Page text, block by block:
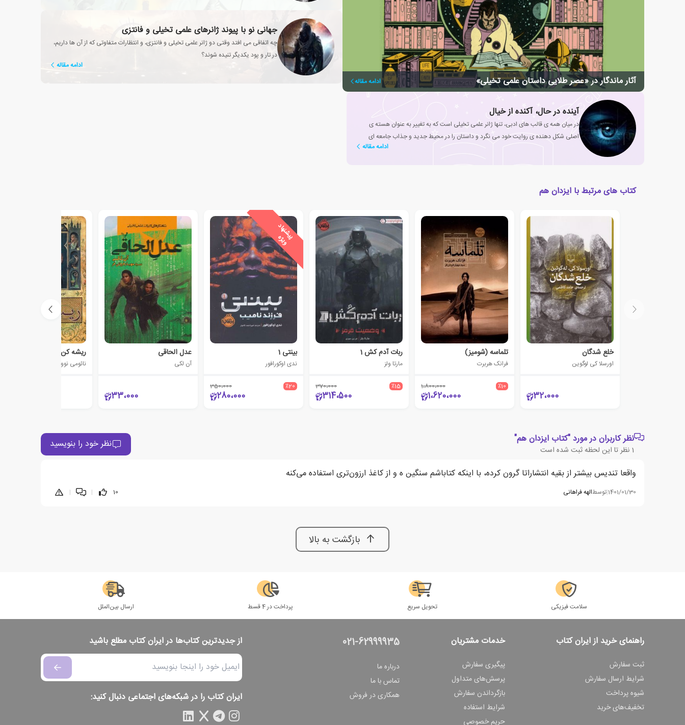
آثار ماندگار در «عصر طلایی داستان علمی تخیلی» ادامه مقاله
جهانی نو با پیوند ژانرهای علمی تخیلی و فانتزی
چه اتفاقی می افتد وقتی دو ژانر علمی تخیلی و فانتزی، و انتظارات متفاوتی که از آن ها داریم،
در تار و پود یکدیگر تنیده شوند؟
ادامه مقاله
آینده در حال، آکنده از خیال
در میان همه ی قالب های ادبی، تنها ژانر علمی تخیلی است که به تغییر به عنوان هسته ی
اصلی شکل دهنده ی روایت خود می نگرد و داستان را در محیط جدید و جذاب جامعه ای
ادامه مقاله
کتاب های مرتبط با ایزدان هم
خلع شدگان
اورسلا کی لوگوین
32،000
تلماسه (شومیز)
فرانک هربرت
٪10 1،800،000
1،620،000
ربات آدم کش 1
مارتا ولز
٪15 370،000
314،500
پ
ی
ش
ن
ه
ا
د
و
ی
ژ
ه
بینتی 1
ندی اوکورافور
٪20 350،000
280،000
عدل الحاقی
آن لکی
33،000
ریشه کن
نائومی نوویک
نظر کاربران در مورد "کتاب ایزدان هم"
1 نظر تا این لحظه ثبت شده است نظر خود را بنویسید
واقعا تندیس بیشتر از بقیه انتشاراتا گرون کرده، با اینکه کتاباشم سنگین ه و از کاغذ ارزون‌تری استفاده می‌کنه
1401/01/30
|توسطالهه فراهانی 10
|
|
بازگشت به بالا
سلامت فیزیکی تحویل سریع پرداخت در 4 قسط ارسال بین‌الملل
راهنمای خرید از ایران کتاب
ثبت سفارش
شرایط ارسال سفارش
شیوه پرداخت
تخفیف‌های خرید
خدمات مشتریان
پیگیری سفارش
پرسش‌های متداول
بازگرداندن سفارش
شرایط استفاده
حریم خصوصی
021-62999935
درباره ما
تماس با ما
همکاری در فروش
از جدیدترین کتاب‌ها در ایران کتاب مطلع باشید
ایران کتاب را در شبکه‌های اجتماعی دنبال کنید: